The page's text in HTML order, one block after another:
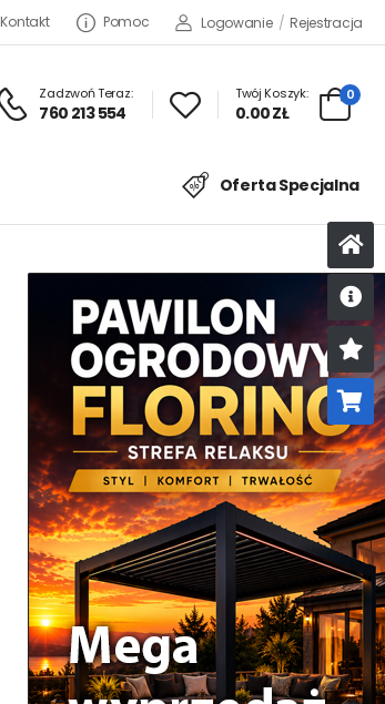
Kontakt Pomoc Logowanie / Rejestracja
Zadzwoń Teraz:
760 213 554
Twój Koszyk:
0.00 ZŁ
0
Oferta Specjalna